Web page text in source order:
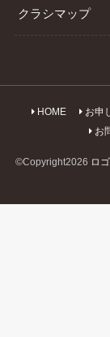
クラシマップ
HOME お申
お
©Copyright2026 ロ